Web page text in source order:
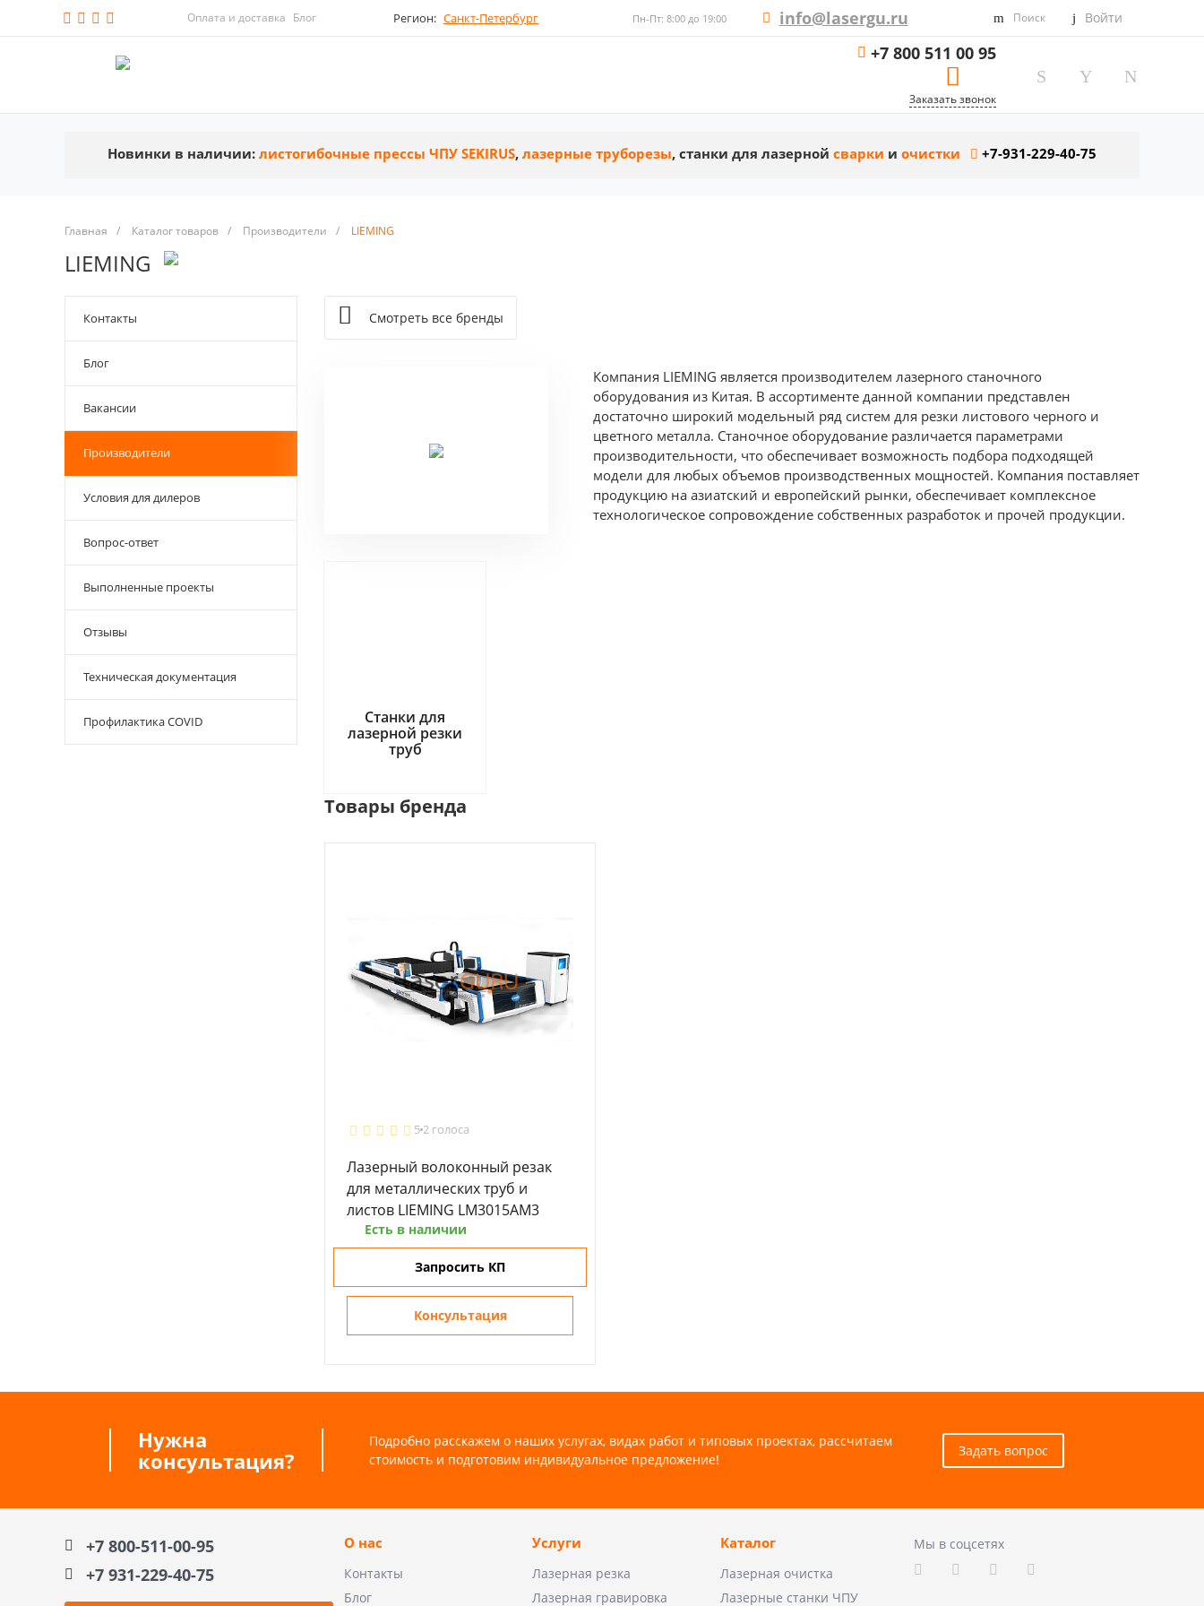
Оплата и доставка Блог Регион: Санкт-Петербург Пн-Пт: 8:00 до 19:00 info@lasergu.ru Поиск Войти
+7 800 511 00 95
Заказать звонок
Новинки в наличии: листогибочные прессы ЧПУ SEKIRUS, лазерные труборезы, станки для лазерной сварки и очистки +7-931-229-40-75
Главная / Каталог товаров / Производители / LIEMING
LIEMING
Контакты
Блог
Вакансии
Производители
Условия для дилеров
Вопрос-ответ
Выполненные проекты
Отзывы
Техническая документация
Профилактика COVID
Смотреть все бренды
Компания LIEMING является производителем лазерного станочного
оборудования из Китая. В ассортименте данной компании представлен
достаточно широкий модельный ряд систем для резки листового черного и
цветного металла. Станочное оборудование различается параметрами
производительности, что обеспечивает возможность подбора подходящей
модели для любых объемов производственных мощностей. Компания поставляет
продукцию на азиатский и европейский рынки, обеспечивает комплексное
технологическое сопровождение собственных разработок и прочей продукции.
Станки для
лазерной резки
труб
Товары бренда
52 голоса
Лазерный волоконный резак
для металлических труб и
листов LIEMING LM3015AM3
Есть в наличии
Запросить КП
Консультация
Нужна
консультация?
Подробно расскажем о наших услугах, видах работ и типовых проектах, рассчитаем
стоимость и подготовим индивидуальное предложение!
Задать вопрос
+7 800-511-00-95
+7 931-229-40-75
О нас
Контакты
Блог
Услуги
Лазерная резка
Лазерная гравировка
Каталог
Лазерная очистка
Лазерные станки ЧПУ
Мы в соцсетях